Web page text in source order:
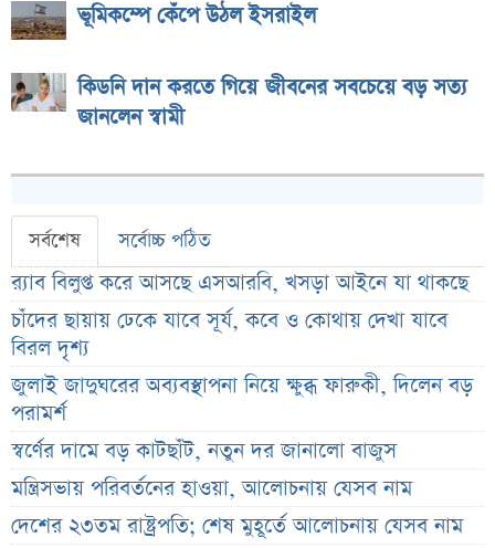
ভূমিকম্পে কেঁপে উঠল ইসরাইল
কিডনি দান করতে গিয়ে জীবনের সবচেয়ে বড় সত্য
জানলেন স্বামী
সর্বশেষ সর্বোচ্চ পঠিত
র‌্যাব বিলুপ্ত করে আসছে এসআরবি, খসড়া আইনে যা থাকছে
চাঁদের ছায়ায় ঢেকে যাবে সূর্য, কবে ও কোথায় দেখা যাবে
বিরল দৃশ্য
জুলাই জাদুঘরের অব্যবস্থাপনা নিয়ে ক্ষুব্ধ ফারুকী, দিলেন বড়
পরামর্শ
স্বর্ণের দামে বড় কাটছাঁট, নতুন দর জানালো বাজুস
মন্ত্রিসভায় পরিবর্তনের হাওয়া, আলোচনায় যেসব নাম
দেশের ২৩তম রাষ্ট্রপতি; শেষ মুহূর্তে আলোচনায় যেসব নাম